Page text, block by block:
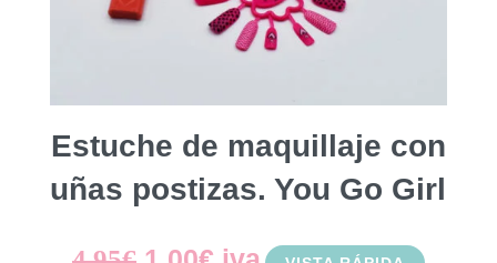
Estuche de maquillaje con
uñas postizas. You Go Girl